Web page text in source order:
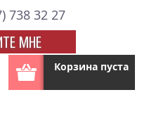
738 32 27
МНЕ
Корзина пуста